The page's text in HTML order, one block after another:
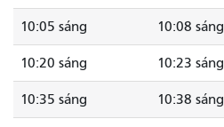
10:05 sáng 10:08 sáng
10:20 sáng 10:23 sáng
10:35 sáng 10:38 sáng